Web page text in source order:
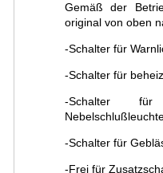
Gemäß der
original von oben
-Schalter für
-Schalter für
-Schalter für
-Schalter für
-Frei für